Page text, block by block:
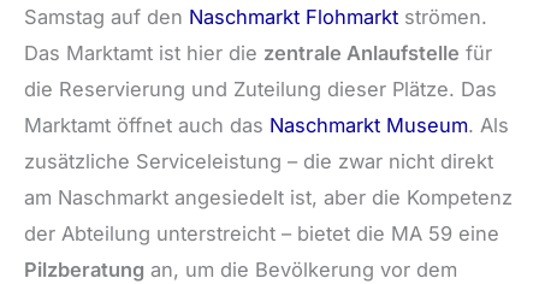
Samstag auf den Naschmarkt Flohmarkt strömen.
Das Marktamt ist hier die zentrale Anlaufstelle für
die Reservierung und Zuteilung dieser Plätze. Das
Marktamt öffnet auch das Naschmarkt Museum. Als
zusätzliche Serviceleistung – die zwar nicht direkt
am Naschmarkt angesiedelt ist, aber die Kompetenz
der Abteilung unterstreicht – bietet die MA 59 eine
Pilzberatung an, um die Bevölkerung vor dem